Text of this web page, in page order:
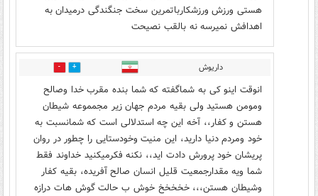
هستی ورزش ورزشکارباتمرین سخت جنگندگی درمیدان به
اهدافش نمیرسه نه بالقب نصیحت
داریوش 14
انوقت اینو کی به شماگفته که شما بنده مقرب خدا وصالح
ومومن هستید ولی بقیه مردم جهان زیر مجمموعه شیطان
هستن و کفار،، آخه این چه استدلالی است که شمانسبت به
خود ومردم دنیا دارید، این منیت وخودستایی را چطور در روان
پریشان خود پرورش دادت اید،، نکنه فکرمیکنید خداوند فقط
شما ویه مقدارجمعیت قلیل انسان صالح آفریده، بقیه کفار
وشیطان هستن،،، خخخخخ خوش ب حالت گوش هات درازه